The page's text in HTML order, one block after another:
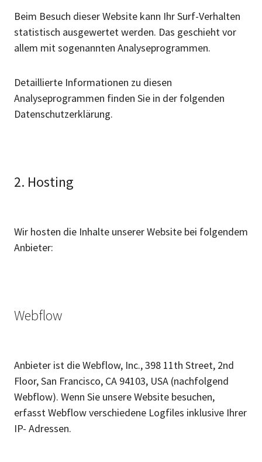
Beim Besuch dieser Website kann Ihr Surf-Verhalten
statistisch ausgewertet werden. Das geschieht vor
allem mit sogenannten Analyseprogrammen.
Detaillierte Informationen zu diesen
Analyseprogrammen finden Sie in der folgenden
Datenschutzerklärung.
2. Hosting
Wir hosten die Inhalte unserer Website bei folgendem
Anbieter:
Webflow
Anbieter ist die Webflow, Inc., 398 11th Street, 2nd
Floor, San Francisco, CA 94103, USA (nachfolgend
Webflow). Wenn Sie unsere Website besuchen,
erfasst Webflow verschiedene Logfiles inklusive Ihrer
IP- Adressen.